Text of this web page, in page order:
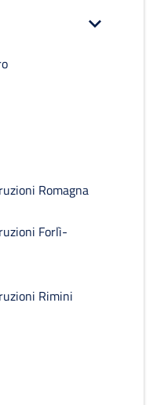
Romagna
Forlì-
Rimini